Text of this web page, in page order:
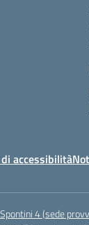
accessibilità
4 (sede